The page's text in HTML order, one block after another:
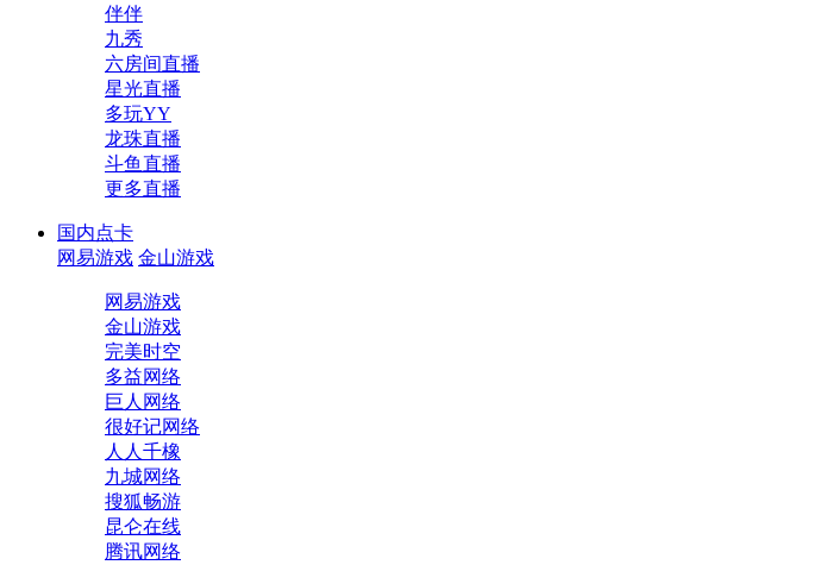
伴伴
九秀
六房间直播
星光直播
多玩YY
龙珠直播
斗鱼直播
更多直播
国内点卡
网易游戏 金山游戏
网易游戏
金山游戏
完美时空
多益网络
巨人网络
很好记网络
人人千橡
九城网络
搜狐畅游
昆仑在线
腾讯网络